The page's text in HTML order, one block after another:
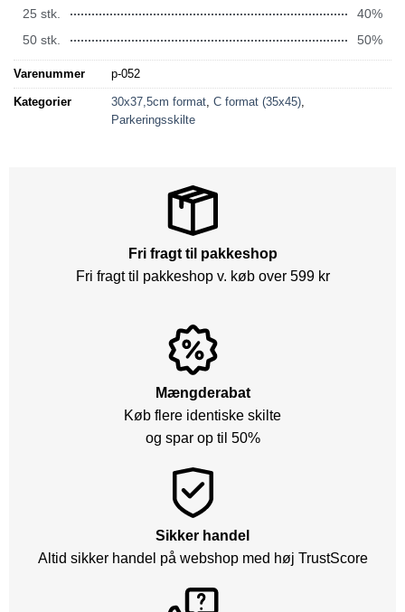
25 stk.
40%
50 stk.
50%
Varenummer p-052
Kategorier 30x37,5cm format C format (35x45)
Parkeringsskilte
Fri fragt til pakkeshop
Fri fragt til pakkeshop v. køb over 599 kr
Mængderabat
Køb flere identiske skilte
og spar op til 50%
Sikker handel
Altid sikker handel på webshop med høj TrustScore